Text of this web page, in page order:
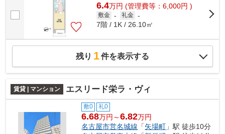
6.4万円 (管理費等：6,000円 )
敷金 - 礼金 -
7階 / 1K / 26.10㎡
残り 1件を表示する
賃貸 | マンション エスリード栄ラ・ヴィ
敷0 礼0
6.68万円～6.82万円
名古屋市営名城線 「矢場町 」駅 徒歩10分